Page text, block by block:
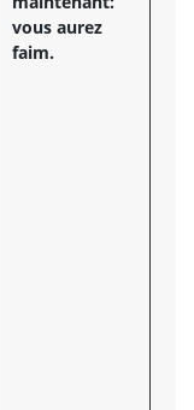
vous aurez
faim.